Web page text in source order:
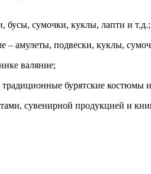
бусы, сумочки, куклы, лапти и т.д.;
– амулеты, подвески, куклы,
валяние;
бурятские костюмы
сувенирной продукцией и